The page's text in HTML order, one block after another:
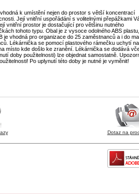
k umístění nejen do prostor s větší koncentrací
Její vnitřní uspořádání s volitelnými přepážkami
vnitřní prostor je dostačující pro většinu nutného
tohoto typu. Obal je z vysoce odolného ABS plastu,
vhodná pro organizace do 25 zaměstnanců a i do
Lékárnička se pomocí plastového rámečku uchytí
místo kde došlo ke zranění. Lékárnička se dodává
doby použitelnosti) lze objednat samostatně.
Po uplynutí této doby je nutné je vyměnit!
Dotaz na